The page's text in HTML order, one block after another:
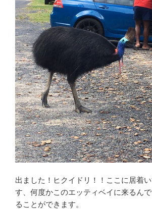
出ました！ヒクイドリ！！ここに居着
す、何度かこのエッティベイに来るん
ることができます。